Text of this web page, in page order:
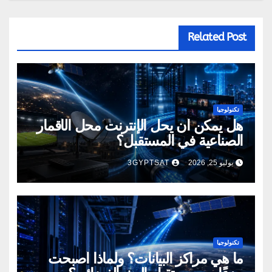
Related Post
تكنولوجيا
هل يمكن أن يحل الإنترنت محل الأقمار
الصناعية في المستقبل؟
يوليو 25, 2026 3GYPTSAT
تكنولوجيا
ما هي مراكز البيانات؟ ولماذا أصبحت